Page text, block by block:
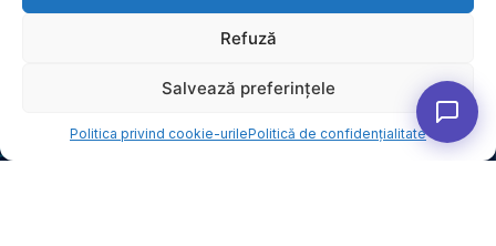
Refuză
Salvează preferințele
Politica privind cookie-urilePolitică de confidențialitate
Politica privind cookie-urile (UE)
Str. Dr. Clunet 9, Sector 5,